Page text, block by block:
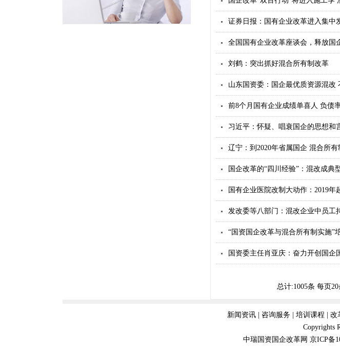
证券日报：国有企业改革进入集中
全国国有企业改革座谈会，释放国
刘鹤：突出抓好混合所有制改革
山东国资委：国企最优质资源混改
前8个月国有企业成绩单喜人 负债
习近平：怀疑、唱衰国企的思想和
辽宁：到2020年省属国企 混合所
国企改革的“四川经验”：混改成典
国有企业医院改制大动作：2019年
发改委等八部门：混改企业中员工
“国资国企改革与混合所有制实施”
国资委主任肖亚庆：奋力开创国企
总计:1005条 每页20
新闻资讯 咨询服务 培训课程 改
Copyrights
中瑞国资国企改革网 京ICP备